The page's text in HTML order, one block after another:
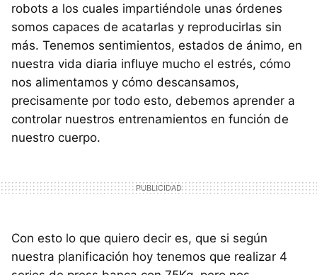
robots a los cuales impartiéndole unas órdenes
somos capaces de acatarlas y reproducirlas sin
más. Tenemos sentimientos, estados de ánimo, en
nuestra vida diaria influye mucho el estrés, cómo
nos alimentamos y cómo descansamos,
precisamente por todo esto, debemos aprender a
controlar nuestros entrenamientos en función de
nuestro cuerpo.
Con esto lo que quiero decir es, que si según
nuestra planificación hoy tenemos que realizar 4